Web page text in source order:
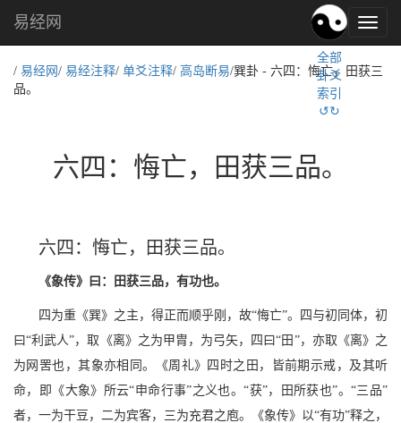
易
经
化,
易经网
全部
卦爻
索引
↺↻
/ 易经网 / 易经注释/ 单爻注释/ 高岛断易/巽卦 - 六四：悔亡，田获三
品。
六四：悔亡，田获三品。
六四：悔亡，田获三品。
《象传》曰：田获三品，有功也。
四为重《巽》之主，得正而顺乎刚，故“悔亡”。四与初同体，初
曰“利武人”，取《离》之为甲胄，为弓矢，四曰“田”，亦取《离》之
为网罟也，其象亦相同。《周礼》四时之田，皆前期示戒，及其听
命，即《大象》所云“申命行事”之义也。“获”，田所获也”。“三品”
者，一为干豆，二为宾客，三为充君之庖。《象传》以“有功”释之，